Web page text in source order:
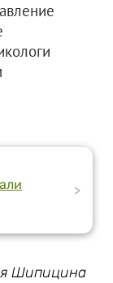
>
Шипицина